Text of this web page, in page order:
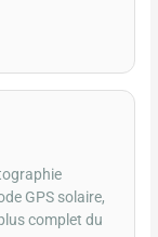
GPS solaire,
complet du